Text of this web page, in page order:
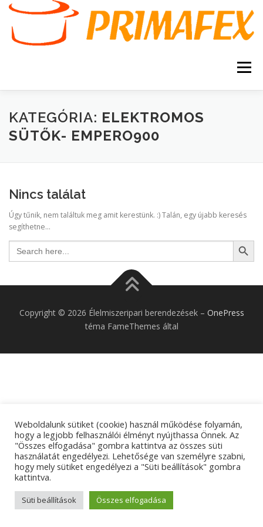
Tovább
tartalomhoz
Menü
KEZDŐOLDAL KAPCSOLAT TERMÉKEK
VÁSÁRLÁSI FELTÉTELEK
KATEGÓRIA: ELEKTROMOS
SÜTŐK- EMPERO900
Nincs találat
Úgy tűnik, nem találtuk meg amit kerestünk. :) Talán, egy újabb keresés
segíthetne...
Search
for:
Search Button
Copyright © 2026 Élelmiszeripari berendezések – OnePress
téma FameThemes által
Weboldalunk sütiket (cookie) használ működése folyamán,
hogy a legjobb felhasználói élményt nyújthassa Önnek. Az
"Összes elfogadása" gombra kattintva az összes süti
használatát engedélyezi. Lehetősége van személyre szabni,
hogy mely sütiket engedélyezi a "Süti beállítások" gombra
kattintva.
Süti beállítások Összes elfogadása